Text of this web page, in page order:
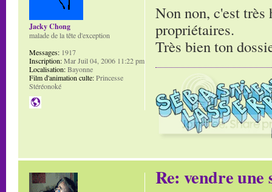
Non non, c'est
propriétaires.
Très bien ton
Jacky Chong
malade de la tête d'exception
Messages: 1917
Inscription:Mar Juil 04, 2006 11:22 pm
Localisation:Bayonne
Film d'animation culte:Princesse
Stéréonoké
Re: vendre une